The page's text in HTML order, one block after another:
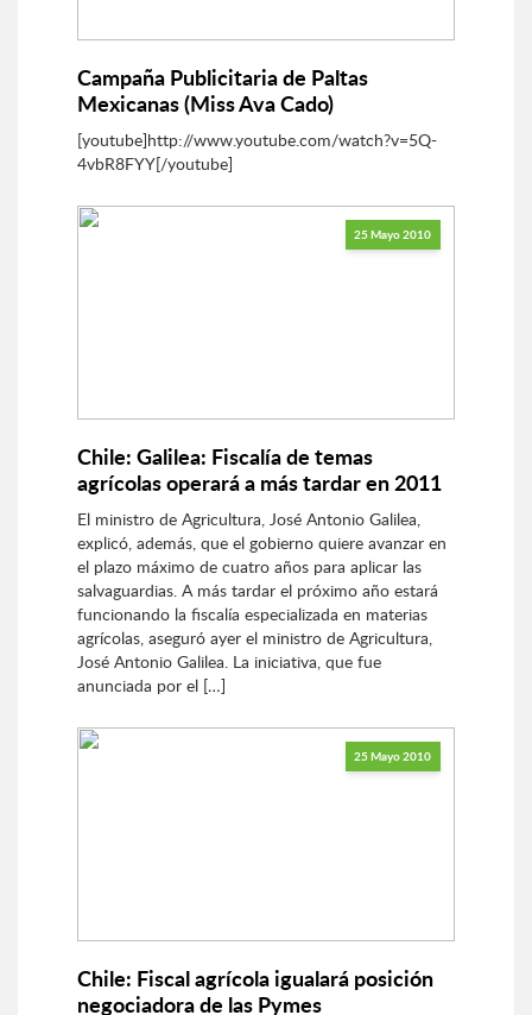
Campaña Publicitaria de Paltas
Mexicanas (Miss Ava Cado)
[youtube]http://www.youtube.com/watch?v=5Q-
4vbR8FYY[/youtube]
25 Mayo 2010
Chile: Galilea: Fiscalía de temas
agrícolas operará a más tardar en 2011
El ministro de Agricultura, José Antonio Galilea,
explicó, además, que el gobierno quiere avanzar en
el plazo máximo de cuatro años para aplicar las
salvaguardias. A más tardar el próximo año estará
funcionando la fiscalía especializada en materias
agrícolas, aseguró ayer el ministro de Agricultura,
José Antonio Galilea. La iniciativa, que fue
anunciada por el […]
25 Mayo 2010
Chile: Fiscal agrícola igualará posición
negociadora de las Pymes